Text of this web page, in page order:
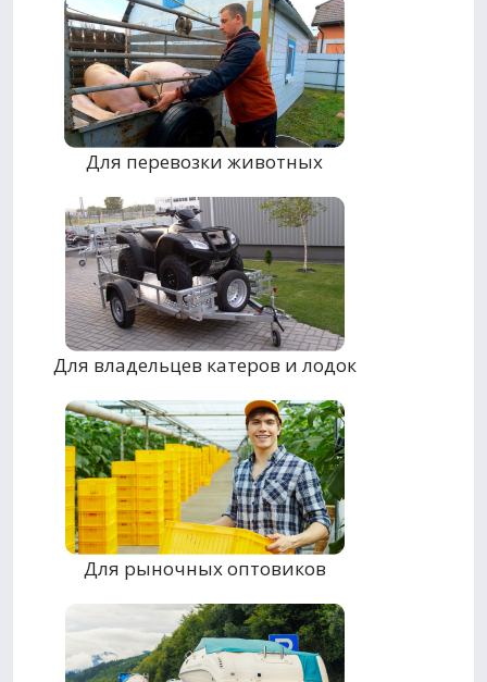
Для перевозки животных
Для владельцев катеров и лодок
Для рыночных оптовиков